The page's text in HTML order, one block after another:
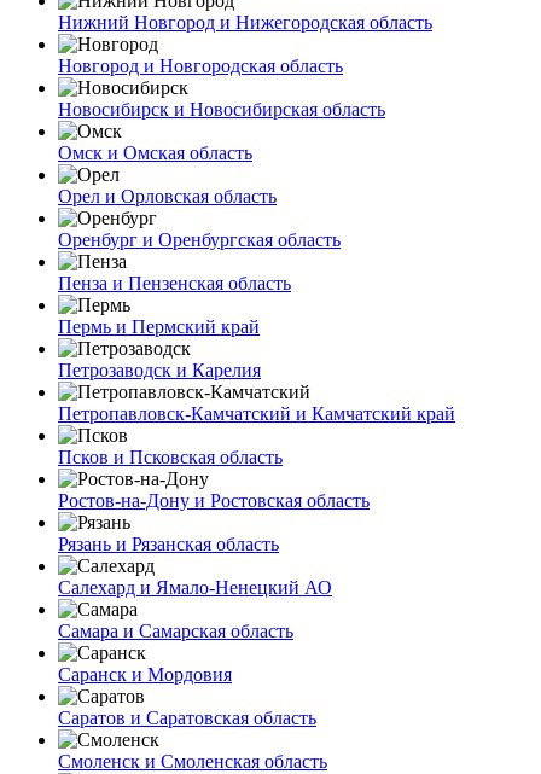
Нижний Новгород и Нижегородская область
Новгород и Новгородская область
Новосибирск и Новосибирская область
Омск и Омская область
Орел и Орловская область
Оренбург и Оренбургская область
Пенза и Пензенская область
Пермь и Пермский край
Петрозаводск и Карелия
Петропавловск-Камчатский и Камчатский край
Псков и Псковская область
Ростов-на-Дону и Ростовская область
Рязань и Рязанская область
Салехард и Ямало-Ненецкий АО
Самара и Самарская область
Саранск и Мордовия
Саратов и Саратовская область
Смоленск и Смоленская область